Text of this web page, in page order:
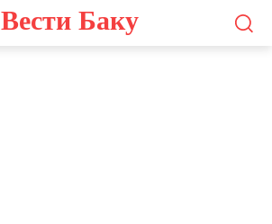
Вести Баку